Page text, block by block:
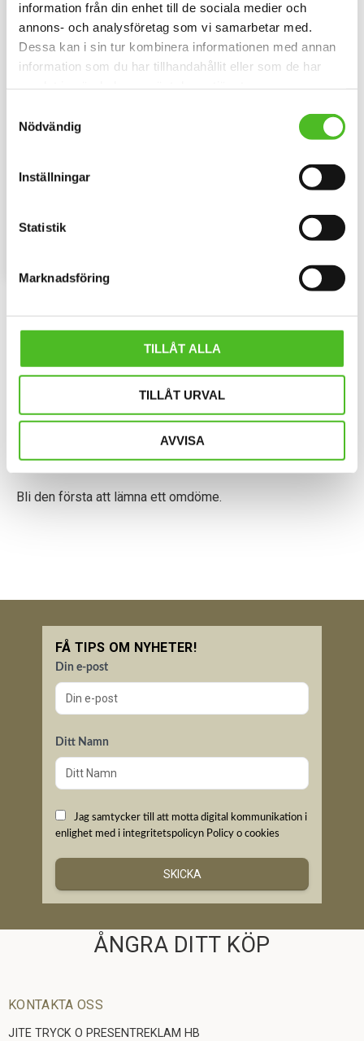
information från din enhet till de sociala medier och
annons- och analysföretag som vi samarbetar med.
Dessa kan i sin tur kombinera informationen med annan
information som du har tillhandahållit eller som de har
Nödvändig
Inställningar
Statistik
Marknadsföring
TILLÅT ALLA
TILLÅT URVAL
AVVISA
Omdömen
Bli den första att lämna ett omdöme.
Staffordshire Bullterrier
FÅ TIPS OM NYHETER!
Din e-post
Ditt Namn
Jag samtycker till att motta digital kommunikation i
enlighet med i integritetspolicyn Policy o cookies
SKICKA
ÅNGRA DITT KÖP
KONTAKTA OSS
JITE TRYCK O PRESENTREKLAM HB